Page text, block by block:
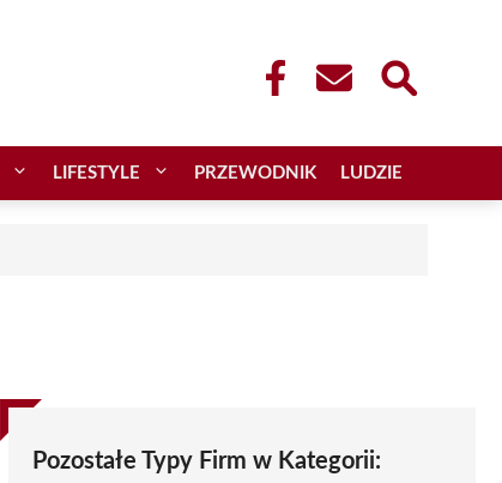
LIFESTYLE PRZEWODNIK LUDZIE
Pozostałe Typy Firm w Kategorii: